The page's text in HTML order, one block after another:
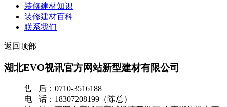
装修建材知识
装修建材百科
联系我们
返回顶部
湖北EVO视讯官方网站新型建材有限公司
售 后：0710-3516188
电 话：18307208199（陈总）